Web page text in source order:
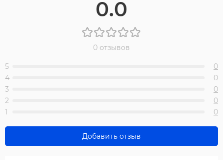
0.0
0 отзывов
5
0
4
0
3
0
2
0
1
0
Добавить отзыв